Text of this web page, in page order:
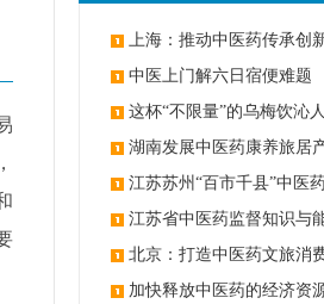
上海：推动中医药传承创
展 中医上门解六日宿便难题
这杯“不限量”的乌梅饮沁
湖南发展中医药康养旅居
江苏苏州“百市千县”中医
办 江苏省中医药监督知识与
北京：打造中医药文旅消
加快释放中医药的经济资